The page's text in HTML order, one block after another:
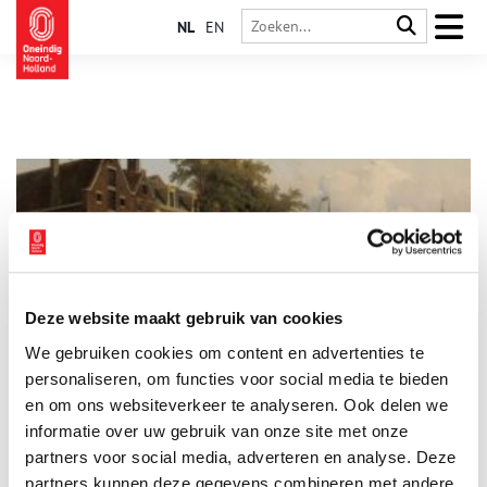
Deze website maakt gebruik van cookies
We gebruiken cookies om content en advertenties te
personaliseren, om functies voor social media te bieden
en om ons websiteverkeer te analyseren. Ook delen we
informatie over uw gebruik van onze site met onze
partners voor social media, adverteren en analyse. Deze
partners kunnen deze gegevens combineren met andere
NL EN
Amsterdam
Het is niet eens een enorme overdrijving dat Amsterdam als
handelsstad begon met bier. Het biertolrecht dat de stad kreeg
in 1323 was in ieder geval een belangrijke aanjager. Het
verklaart ook dat Amsterdam – een stad waar de ingrediënten
om te brouwen (schoon water, hop, gerst) niet direct
beschikbaar waren – kon uitgroeien tot een bierstad van